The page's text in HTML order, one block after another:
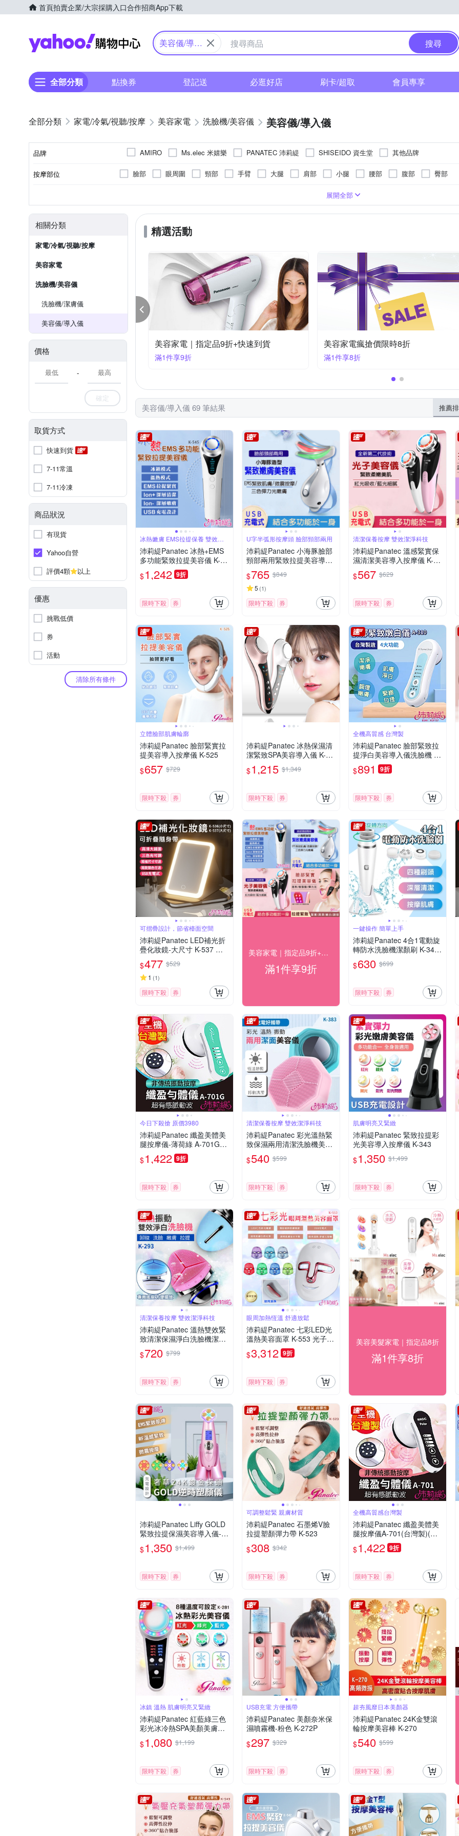
首頁拍賣企業/大宗採購入口合作招商App下載
Yahoo購物中心
美容儀/導入
搜尋
全部分類 點換券 登記送 必逛好店 刷卡/超取 會員專享
家電/冷氣/視聽/按摩 美容家電 洗臉機/美容儀 美容儀/導入儀
品牌 AMIRO Ms.elec 米嬉樂 PANATEC 沛莉緹 SHISEIDO 資生堂 其他品牌
按摩部位 臉部 眼周圍 頸部 手臂 大腿 肩部 小腿 腰部 腹部 臀部
無電源展開全部
相關分類
家電/冷氣/視聽/按摩
美容家電
洗臉機/美容儀
洗臉機/潔膚儀
美容儀/導入儀
價格
-
確定
取貨方式
快速到貨
7-11常溫
7-11冷凍
商品狀況
有現貨
Yahoo自營
評價4顆
以上
優惠
挑戰低價
券
活動
清除所有條件
精選活動
髮家電｜指定品8折 美容家電｜指定品85折
滿1件享85折
美容家電｜指定品92折
滿1件享92折
美容儀/導入儀 69 筆結果 推薦
冰熱嫩膚 EMS拉提保養 雙效科
技
沛莉緹Panatec 冰熱+EMS
多功能緊致拉提美容儀 K-54
$1,242 9折
限時下殺 券
U字半弧形按摩頭 臉部頸部兩用
沛莉緹Panatec 小海豚臉部
頸部兩用緊致拉提美容導入
按摩儀 K-295
$765 $849
5 (1)
限時下殺 券
清潔保養按摩 雙效潔淨科技
沛莉緹Panatec 溫感緊實保
濕清潔美容導入按摩儀 K-29
$567 $629
限時下殺 券
立體臉部肌膚輪廓
沛莉緹Panatec 臉部緊實拉
提美容導入按摩儀 K-525
$657 $729
限時下殺 券
沛莉緹Panatec 冰熱保濕清
潔緊致SPA美容導入儀 K-26
$1,215 $1,349
限時下殺 券
全機高質感 台灣製
沛莉緹Panatec 臉部緊致拉
提淨白美容導入儀洗臉機 A-
310
$891 9折
限時下殺 券
可摺疊設計，節省檯面空間
沛莉緹Panatec LED補光折
疊化妝鏡-大尺寸 K-537 高
清美妝鏡 觸控式補妝鏡 梳
妝鏡 桌面鏡
$477 $529
1 (1)
限時下殺 券
美容家電｜指定品9折+快速到貨
滿1件享9折
一鍵操作 簡單上手
沛莉緹Panatec 4合1電動旋
轉防水洗臉機潔顏刷 K-342
W
$630 $699
限時下殺 券
今日下殺搶 原價3980
沛莉緹Panatec 纖盈美體美
腿按摩儀-薄荷綠 A-701G
(台灣製)(快速到貨)
$1,422 9折
限時下殺 券
清潔保養按摩 雙效潔淨科技
沛莉緹Panatec 彩光溫熱緊
致保濕兩用清潔洗臉機美容
導入儀 K-383
$540 $599
限時下殺 券
肌膚明亮又緊緻
沛莉緹Panatec 緊致拉提彩
光美容導入按摩儀 K-343
$1,350 $1,499
限時下殺 券
清潔保養按摩 雙效潔淨科技
沛莉緹Panatec 溫熱雙效緊
致清潔保濕淨白洗臉機潔面
美容導入按摩儀 K-293
$720 $799
限時下殺 券
眼周加熱恆溫 舒適放鬆
沛莉緹Panatec 七彩LED光
溫熱美容面罩 K-553 光子面
罩 電子面膜 美容儀 LED光
波
$3,312 9折
限時下殺 券
美容美髮家電｜指定品8折
滿1件享8折
沛莉緹Panatec Liffy GOLD
緊致拉提保濕美容導入儀-浪
漫紫 K-651P
$1,350 $1,499
限時下殺 券
可調整鬆緊 親膚材質
沛莉緹Panatec 石墨烯V臉
拉提塑顏彈力帶 K-523
$308 $342
限時下殺 券
全機高質感台灣製
沛莉緹Panatec 纖盈美體美
腿按摩儀A-701(台灣製)(快
速到貨)
$1,422 9折
限時下殺 券
冰鎮 溫熱 肌膚明亮又緊緻
沛莉緹Panatec 紅藍綠三色
彩光冰冷熱SPA美顏美膚美
容儀 K-281
$1,080 $1,199
限時下殺 券
USB充電 方便攜帶
沛莉緹Panatec 美顏奈米保
濕噴霧機-粉色 K-272P
$297 $329
限時下殺 券
超夯風靡日本美顏器
沛莉緹Panatec 24K金雙滾
輪按摩美容棒 K-270
$540 $599
限時下殺 券